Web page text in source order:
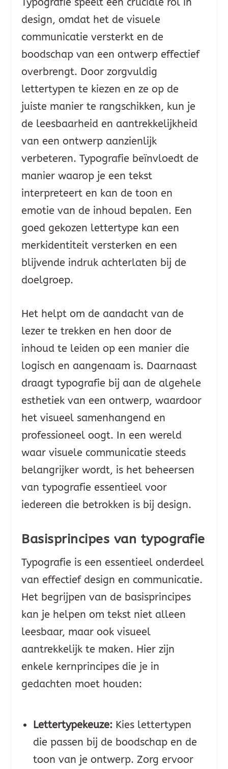
design, omdat het de visuele
communicatie versterkt en de
boodschap van een ontwerp effectief
overbrengt. Door zorgvuldig
lettertypen te kiezen en ze op de
juiste manier te rangschikken, kun je
de leesbaarheid en aantrekkelijkheid
van een ontwerp aanzienlijk
verbeteren. Typografie beïnvloedt de
manier waarop je een tekst
interpreteert en kan de toon en
emotie van de inhoud bepalen. Een
goed gekozen lettertype kan een
merkidentiteit versterken en een
blijvende indruk achterlaten bij de
doelgroep.
Het helpt om de aandacht van de
lezer te trekken en hen door de
inhoud te leiden op een manier die
logisch en aangenaam is. Daarnaast
draagt typografie bij aan de algehele
esthetiek van een ontwerp, waardoor
het visueel samenhangend en
professioneel oogt. In een wereld
waar visuele communicatie steeds
belangrijker wordt, is het beheersen
van typografie essentieel voor
iedereen die betrokken is bij design.
Basisprincipes van typografie
Typografie is een essentieel onderdeel
van effectief design en communicatie.
Het begrijpen van de basisprincipes
kan je helpen om tekst niet alleen
leesbaar, maar ook visueel
aantrekkelijk te maken. Hier zijn
enkele kernprincipes die je in
gedachten moet houden:
Lettertypekeuze: Kies lettertypen
die passen bij de boodschap en de
toon van je ontwerp. Zorg ervoor